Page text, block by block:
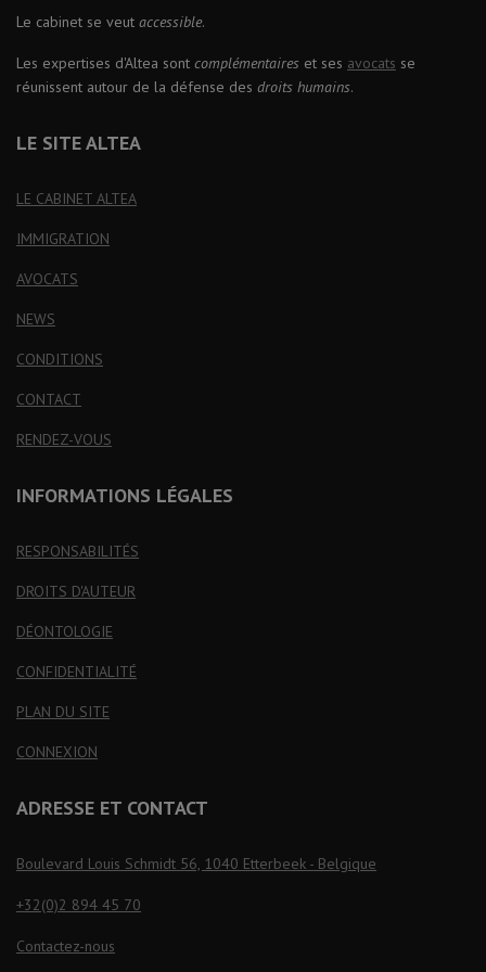
Le cabinet se veut accessible.
Les expertises d'Altea sont complémentaires et ses avocats se
réunissent autour de la défense des droits humains.
LE SITE ALTEA
LE CABINET ALTEA
IMMIGRATION
AVOCATS
NEWS
CONDITIONS
CONTACT
RENDEZ-VOUS
INFORMATIONS LÉGALES
RESPONSABILITÉS
DROITS D'AUTEUR
DÉONTOLOGIE
CONFIDENTIALITÉ
PLAN DU SITE
CONNEXION
ADRESSE ET CONTACT
Boulevard Louis Schmidt 56, 1040 Etterbeek - Belgique
+32(0)2 894 45 70
Contactez-nous